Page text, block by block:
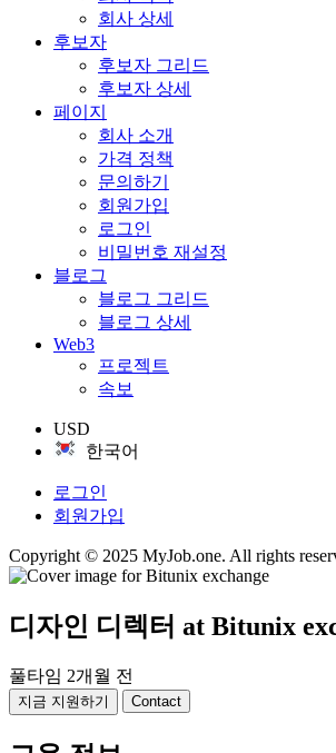
회사 상세
후보자
후보자 그리드
후보자 상세
페이지
회사 소개
가격 정책
문의하기
회원가입
로그인
비밀번호 재설정
블로그
블로그 그리드
블로그 상세
Web3
프로젝트
속보
USD
한국어
로그인
회원가입
Copyright © 2025 MyJob.one. All rights
디자인 디렉터 at Bitunix
풀타임 2개월 전
지금 지원하기 Contact